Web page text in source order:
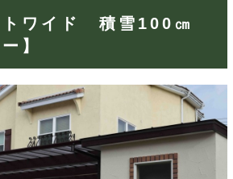
トワイド 積雪100㎝
ー】